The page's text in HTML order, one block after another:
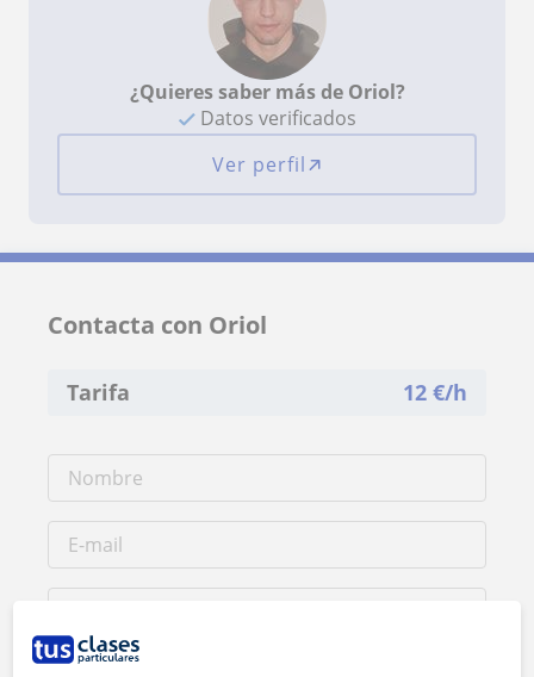
¿Quieres saber más de Oriol?
Datos verificados
Ver perfil
Contacta con Oriol
Tarifa 12 €/h